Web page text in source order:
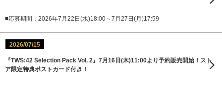
■応募期間：2026年7月22日(水)18:00～7月27日(月)17:59
2026/07/15
『TWS:42 Selection Pack Vol. 2』7月16日(木)11:00より予約販売開始！スト
ア限定特典ポストカード付き！